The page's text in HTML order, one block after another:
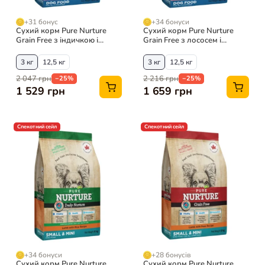
+31 бонус
Сухий корм Pure Nurture
Grain Free з індичкою і
великих порід
3 кг 12,5 кг
2 047 грн −25%
1 529 грн
+34 бонуси
Сухий корм Pure Nurture
Grain Free з лососем і
великих порід
3 кг 12,5 кг
2 216 грн −25%
1 659 грн
Спекотний сейл
+34 бонуси
Спекотний сейл
+28 бонусів